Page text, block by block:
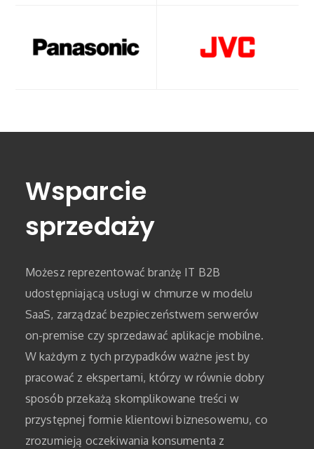
Wsparcie
sprzedaży
Możesz reprezentować branżę IT B2B
udostępniającą usługi w chmurze w modelu
SaaS, zarządzać bezpieczeństwem serwerów
on-premise czy sprzedawać aplikacje mobilne.
W każdym z tych przypadków ważne jest by
pracować z ekspertami, którzy w równie dobry
sposób przekażą skomplikowane treści w
przystępnej formie klientowi biznesowemu, co
zrozumieją oczekiwania konsumenta z